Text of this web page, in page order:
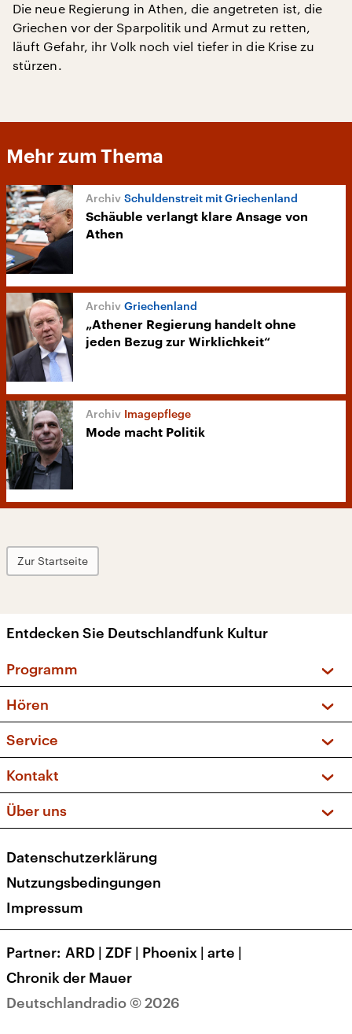
Die neue Regierung in Athen, die angetreten ist, die
Griechen vor der Sparpolitik und Armut zu retten,
läuft Gefahr, ihr Volk noch viel tiefer in die Krise zu
stürzen.
Mehr zum Thema
Schuldenstreit mit Griechenland
Schäuble verlangt klare Ansage von
Athen
Griechenland
„Athener Regierung handelt ohne
jeden Bezug zur Wirklichkeit“
Imagepflege
Mode macht Politik
Zur Startseite
Entdecken Sie Deutschlandfunk Kultur
Programm
Sendungen und Podcasts
Musikliste
Kakadu – Das Kinderprogramm
Hören
Frequenzen (UKW + DAB+)
Service
FAQ
Apps
Newsletter
Veranstaltungen
Kontakt
Social Media
Über uns
Presse
Karriere
Transparenz
Deutschlandradio © 2026
Datenschutzerklärung
Nutzungsbedingungen
Impressum
Partner ARD | ZDF | Phoenix | arte |
Chronik der Mauer